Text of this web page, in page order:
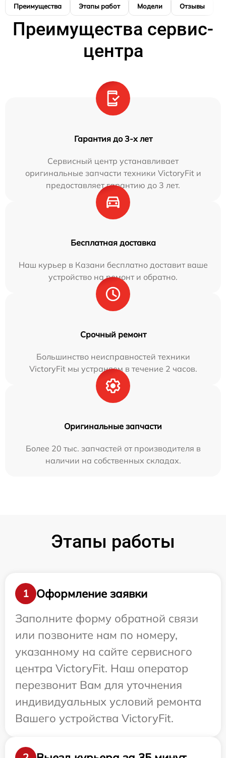
Преимущества Этапы работ Модели Отзывы
Преимущества сервис-
центра
Гарантия до 3-х лет
Сервисный центр устанавливает
оригинальные запчасти техники VictoryFit и
предоставляет гарантию до 3 лет.
Бесплатная доставка
Наш курьер в Казани бесплатно доставит ваше
устройство на ремонт и обратно.
Срочный ремонт
Большинство неисправностей техники
VictoryFit мы устраняем в течение 2 часов.
Оригинальные запчасти
Более 20 тыс. запчастей от производителя в
наличии на собственных складах.
Этапы работы
1
Оформление заявки
Заполните форму обратной связи
или позвоните нам по номеру,
указанному на сайте сервисного
центра VictoryFit. Наш оператор
перезвонит Вам для уточнения
индивидуальных условий ремонта
Вашего устройства VictoryFit.